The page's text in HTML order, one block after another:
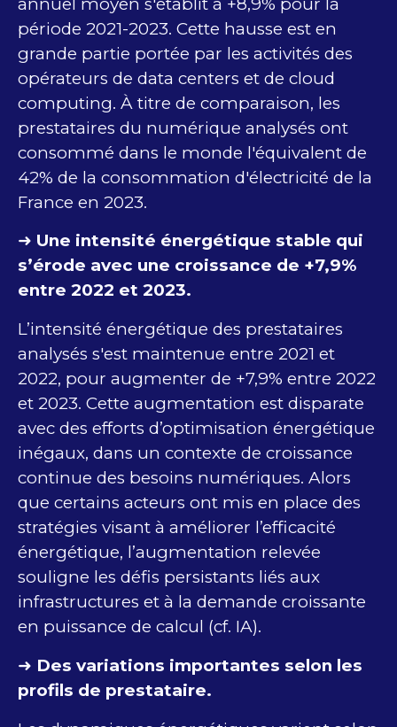
période 2021-2023. Cette hausse est en
grande partie portée par les activités des
opérateurs de data centers et de cloud
computing. À titre de comparaison, les
prestataires du numérique analysés ont
consommé dans le monde l'équivalent de
42% de la consommation d'électricité de la
France en 2023.
➜ Une intensité énergétique stable qui
s’érode avec une croissance de +7,9%
entre 2022 et 2023.
L’intensité énergétique des prestataires
analysés s'est maintenue entre 2021 et
2022, pour augmenter de +7,9% entre 2022
et 2023. Cette augmentation est disparate
avec des efforts d’optimisation énergétique
inégaux, dans un contexte de croissance
continue des besoins numériques. Alors
que certains acteurs ont mis en place des
stratégies visant à améliorer l’efficacité
énergétique, l’augmentation relevée
souligne les défis persistants liés aux
infrastructures et à la demande croissante
en puissance de calcul (cf. IA).
➜ Des variations importantes selon les
profils de prestataire.